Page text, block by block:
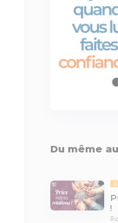
Du même
!